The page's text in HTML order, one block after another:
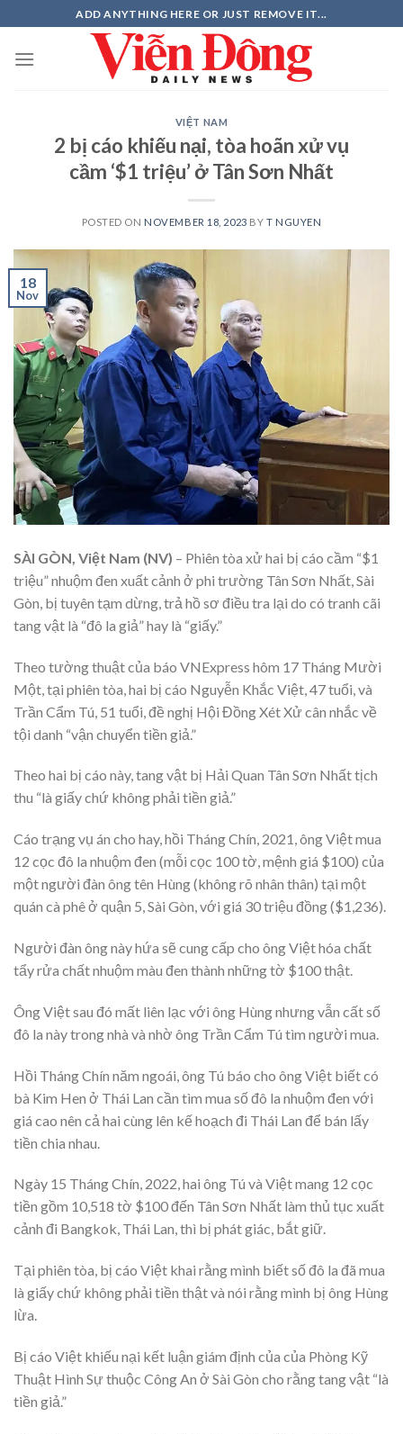
to
content
ADD ANYTHING HERE OR JUST REMOVE IT...
VIỆT NAM
2 bị cáo khiếu nại, tòa hoãn xử vụ
cầm ‘$1 triệu’ ở Tân Sơn Nhất
POSTED ON NOVEMBER 18, 2023 BY T NGUYEN
18
Nov
SÀI GÒN, Việt Nam (NV) – Phiên tòa xử hai bị cáo cầm “$1
triệu” nhuộm đen xuất cảnh ở phi trường Tân Sơn Nhất, Sài
Gòn, bị tuyên tạm dừng, trả hồ sơ điều tra lại do có tranh cãi
tang vật là “đô la giả” hay là “giấy.”
Theo tường thuật của báo VNExpress hôm 17 Tháng Mười
Một, tại phiên tòa, hai bị cáo Nguyễn Khắc Việt, 47 tuổi, và
Trần Cẩm Tú, 51 tuổi, đề nghị Hội Đồng Xét Xử cân nhắc về
tội danh “vận chuyển tiền giả.”
Theo hai bị cáo này, tang vật bị Hải Quan Tân Sơn Nhất tịch
thu “là giấy chứ không phải tiền giả.”
Cáo trạng vụ án cho hay, hồi Tháng Chín, 2021, ông Việt mua
12 cọc đô la nhuộm đen (mỗi cọc 100 tờ, mệnh giá $100) của
một người đàn ông tên Hùng (không rõ nhân thân) tại một
quán cà phê ở quận 5, Sài Gòn, với giá 30 triệu đồng ($1,236).
Người đàn ông này hứa sẽ cung cấp cho ông Việt hóa chất
tẩy rửa chất nhuộm màu đen thành những tờ $100 thật.
Ông Việt sau đó mất liên lạc với ông Hùng nhưng vẫn cất số
đô la này trong nhà và nhờ ông Trần Cẩm Tú tìm người mua.
Hồi Tháng Chín năm ngoái, ông Tú báo cho ông Việt biết có
bà Kim Hen ở Thái Lan cần tìm mua số đô la nhuộm đen với
giá cao nên cả hai cùng lên kế hoạch đi Thái Lan để bán lấy
tiền chia nhau.
Ngày 15 Tháng Chín, 2022, hai ông Tú và Việt mang 12 cọc
tiền gồm 10,518 tờ $100 đến Tân Sơn Nhất làm thủ tục xuất
cảnh đi Bangkok, Thái Lan, thì bị phát giác, bắt giữ.
Tại phiên tòa, bị cáo Việt khai rằng mình biết số đô la đã mua
là giấy chứ không phải tiền thật và nói rằng mình bị ông Hùng
lừa.
Bị cáo Việt khiếu nại kết luận giám định của của Phòng Kỹ
Thuật Hình Sự thuộc Công An ở Sài Gòn cho rằng tang vật “là
tiền giả.”